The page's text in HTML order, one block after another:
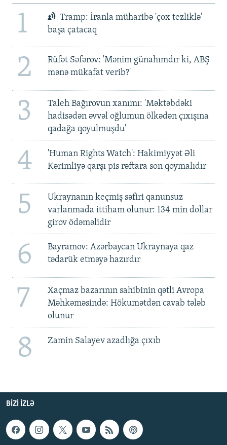
1
Tramp: İranla müharibə 'çox tezliklə'
başa çatacaq
2
Rüfət Səfərov: 'Mənim günahımdır ki, ABŞ
mənə mükafat verib?'
3
Taleh Bağırovun xanımı: 'Məktəbdəki
hadisədən əvvəl oğlumun ölkədən çıxışına
qadağa qoyulmuşdu'
4
'Human Rights Watch': Hakimiyyət Əli
Kərimliyə qarşı pis rəftara son qoymalıdır
5
Ukraynanın keçmiş səfiri qanunsuz
varlanmada ittiham olunur: 134 min dollar
girov ödəməlidir
6
Bayramov: Azərbaycan Ukraynaya qaz
tədarük etməyə hazırdır
7
Xaçmaz bazarının sahibinin qətli Avropa
Məhkəməsində: Hökumətdən cavab tələb
olunur
8 Zamin Salayev azadlığa çıxıb
BIZI IZLƏ